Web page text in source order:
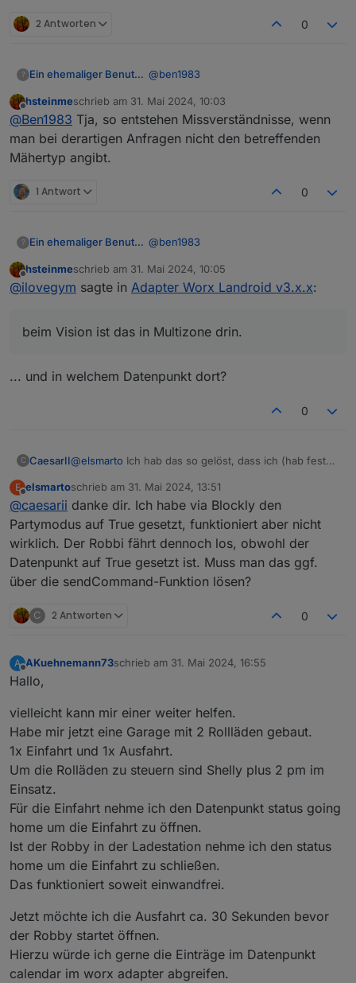
2 Antworten 0
? Ein ehemaliger Benutzer @ben1983
beim Vision ist das in Multizone drin.
Offline
hsteinmeschrieb am 31. Mai 2024, 10:03
zuletzt editiert von
@Ben1983 Tja, so entstehen Missverständnisse, wenn
man bei derartigen Anfragen nicht den betreffenden
Mähertyp angibt.
1 Antwort 0
? Ein ehemaliger Benutzer @ben1983
beim Vision ist das in Multizone drin.
Offline
hsteinmeschrieb am 31. Mai 2024, 10:05
zuletzt editiert von
@ilovegym sagte in Adapter Worx Landroid v3.x.x:
beim Vision ist das in Multizone drin.
... und in welchem Datenpunkt dort?
0
C CaesarII@elsmarto Ich hab das so gelöst, dass ich (hab feste
der Instanz weatherunderground vorbei und schaut
ob Regen in der nächsten Stunde angesagt ist. Wenn
ja bleibt er im Partymodus. Über einen zusätzlichen
Schalter kann ich aber die "Regenberücksichtigung"
deaktivieren. Funktioniert in den meisten fällen recht
gut. Er bleibt eher mal zu viel in der Garage.
E elsmartoschrieb am 31. Mai 2024, 13:51
zuletzt editiert von
@caesarii danke dir. Ich habe via Blockly den
Partymodus auf True gesetzt, funktioniert aber nicht
wirklich. Der Robbi fährt dennoch los, obwohl der
Datenpunkt auf True gesetzt ist. Muss man das ggf.
über die sendCommand-Funktion lösen?
C 2 Antworten 0
A
Offline
AKuehnemann73schrieb am 31. Mai 2024, 16:55
zuletzt editiert von
Hallo,
vielleicht kann mir einer weiter helfen.
Habe mir jetzt eine Garage mit 2 Rollläden gebaut.
1x Einfahrt und 1x Ausfahrt.
Um die Rolläden zu steuern sind Shelly plus 2 pm im
Einsatz.
Für die Einfahrt nehme ich den Datenpunkt status going
home um die Einfahrt zu öffnen.
Ist der Robby in der Ladestation nehme ich den status
home um die Einfahrt zu schließen.
Das funktioniert soweit einwandfrei.
Jetzt möchte ich die Ausfahrt ca. 30 Sekunden bevor
der Robby startet öffnen.
Hierzu würde ich gerne die Einträge im Datenpunkt
calendar im worx adapter abgreifen.